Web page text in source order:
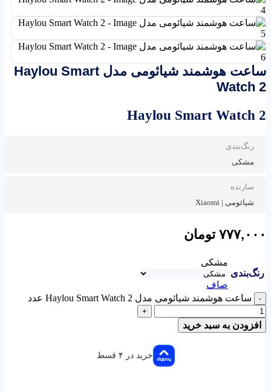
ساعت هوشمند شیائومی مدل Haylou Smart
Watch 2
Haylou Smart Watch 2
رنگ‌بندی
مشکی
سازنده
شیائومی | Xiaomi
۷۷۷,۰۰۰ تومان
رنگ‌بندی
مشکی
صاف
- ساعت هوشمند شیائومی مدل Haylou Smart Watch 2 عدد
+
افزودن به سبد خرید
خرید در ۴ قسط